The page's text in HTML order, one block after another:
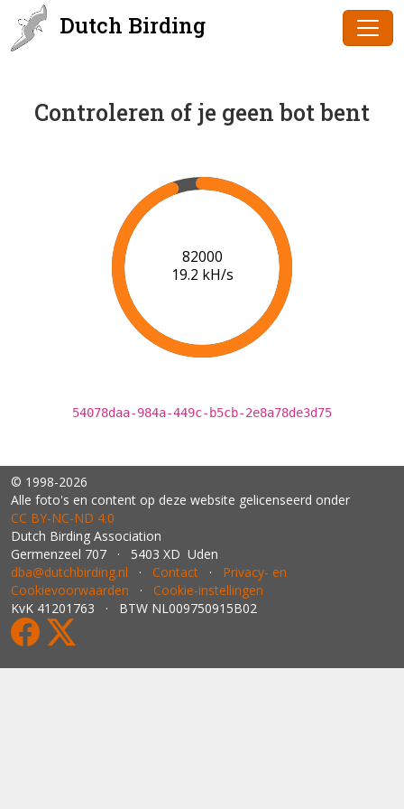
Dutch Birding
Controleren of je geen bot bent
84000
19.3 kH/s
54078daa-984a-449c-b5cb-2e8a78de3d75
© 1998-2026
Alle foto's en content op deze website gelicenseerd onder
CC BY‑NC‑ND 4.0
Dutch Birding Association
Germenzeel 707 · 5403 XD Uden
dba@dutchbirding.nl · Contact · Privacy- en
Cookievoorwaarden · Cookie-instellingen
KvK 41201763 · BTW NL009750915B02